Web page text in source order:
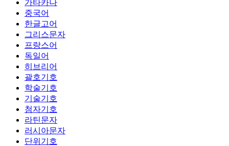
가타카나
중국어
한글고어
그리스문자
프랑스어
독일어
히브리어
괄호기호
학술기호
기술기호
첨자기호
라틴문자
러시아문자
단위기호